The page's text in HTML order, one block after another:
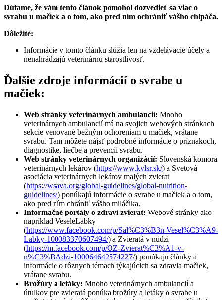
Dúfame, že vám tento článok pomohol dozvedieť sa viac o
svrabu u mačiek a o tom, ako pred ním ochrániť vášho chlpáča.
Dôležité:
Informácie v tomto článku slúžia len na vzdelávacie účely a
nenahrádzajú veterinárnu starostlivosť.
Ďalšie zdroje informácií o svrabe u
mačiek:
Web stránky veterinárnych ambulancií: Mnoho
veterinárnych ambulancií má na svojich webových stránkach
sekcie venované bežným ochoreniam u mačiek, vrátane
svrabu. Tam môžete nájsť podrobné informácie o príznakoch,
diagnostike, liečbe a prevencii svrabu.
Web stránky veterinárnych organizácií: Slovenská komora
veterinárnych lekárov (https://www.kvlsr.sk/) a Svetová
asociácia veterinárnych lekárov malých zvierat
(https://wsava.org/global-guidelines/global-nutrition-
guidelines/) ponúkajú informácie o svrabe u mačiek a o tom,
ako pred ním chrániť vášho miláčika.
Informačné portály o zdraví zvierat: Webové stránky ako
napríklad VeseleLabky
(https://www.facebook.com/p/Sal%C3%B3n-Vesel%C3%A9-
Labky-100083370607494/) a Zvieratá v núdzi
(https://m.facebook.com/p/OZ-Zvierat%C3%A1-v-
n%C3%BAdzi-100064642574227/) ponúkajú články a
informácie o rôznych témach týkajúcich sa zdravia mačiek,
vrátane svrabu.
Brožúry a letáky: Mnoho veterinárnych ambulancií a
útulkov pre zvieratá ponúka brožúry a letáky o svrabe u